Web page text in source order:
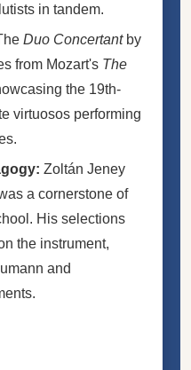
in tandem.
Duo Concertantby
from Mozart's The
the 19th-
virtuosos performing
Zoltán Jeney
a cornerstone of
His selections
the instrument,
and